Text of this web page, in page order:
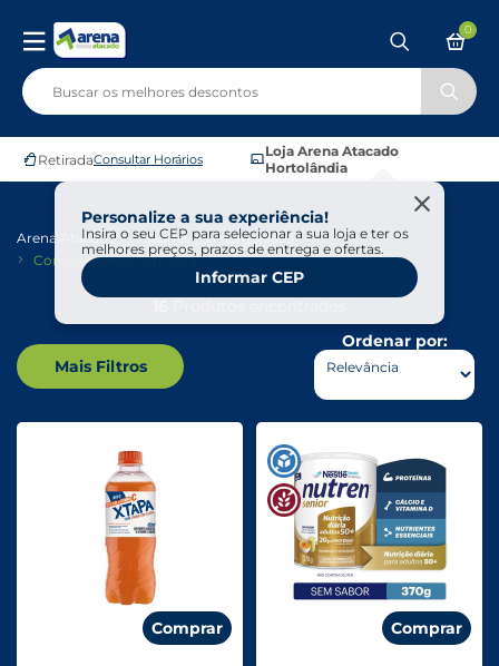
RetiradaConsultar Horários
Loja Arena Atacado
Hortolândia
Personalize a sua experiência!
Insira o seu CEP para selecionar a sua loja e ter os
melhores preços, prazos de entrega e ofertas.
Informar CEP
0
Arena Atacado
Saudáveis E Ôrganicos
Complemento Alimentar
Mais Filtros
Ordenar por:
Comprar Comprar